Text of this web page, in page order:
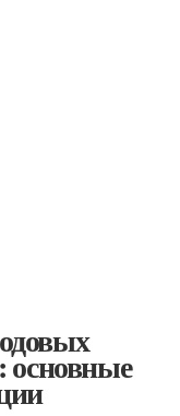
основные